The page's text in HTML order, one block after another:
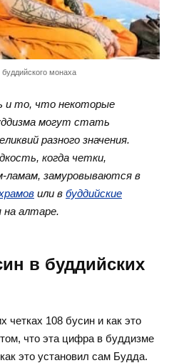
буддийского монаха
то, что некоторые
могут стать
разного значения.
когда четки,
ламам, замуровываются в
или в буддийские
алтаре.
в буддийских
четках 108 бусин и как это
что эта цифра в буддизме
это установил сам Будда.